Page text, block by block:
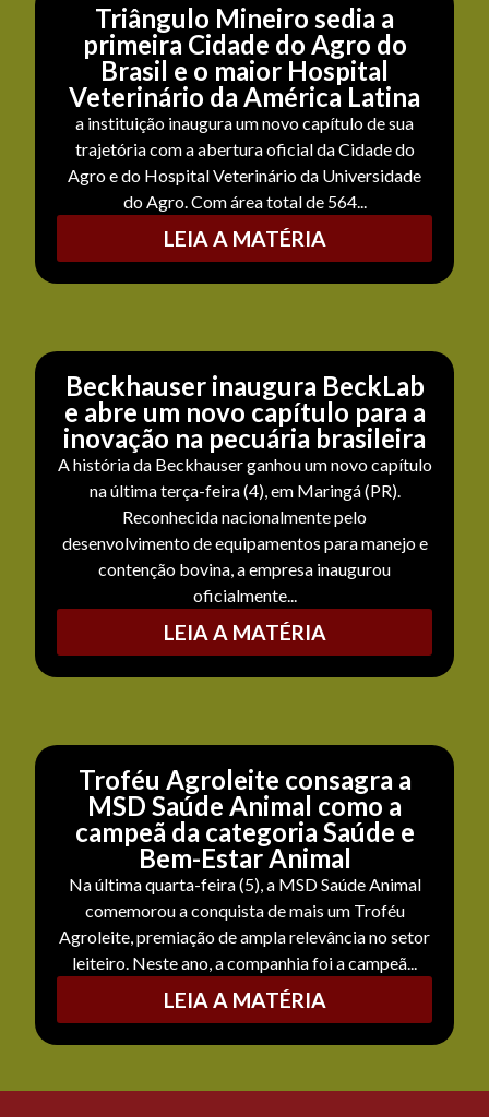
Triângulo Mineiro sedia a
primeira Cidade do Agro do
Brasil e o maior Hospital
Veterinário da América Latina
a instituição inaugura um novo capítulo de sua
trajetória com a abertura oficial da Cidade do
Agro e do Hospital Veterinário da Universidade
do Agro. Com área total de 564...
LEIA A MATÉRIA
Beckhauser inaugura BeckLab
e abre um novo capítulo para a
inovação na pecuária brasileira
A história da Beckhauser ganhou um novo capítulo
na última terça-feira (4), em Maringá (PR).
Reconhecida nacionalmente pelo
desenvolvimento de equipamentos para manejo e
contenção bovina, a empresa inaugurou
oficialmente...
LEIA A MATÉRIA
Troféu Agroleite consagra a
MSD Saúde Animal como a
campeã da categoria Saúde e
Bem-Estar Animal
Na última quarta-feira (5), a MSD Saúde Animal
comemorou a conquista de mais um Troféu
Agroleite, premiação de ampla relevância no setor
leiteiro. Neste ano, a companhia foi a campeã...
LEIA A MATÉRIA